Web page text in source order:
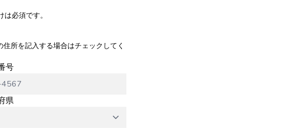
必須です。
所を記入する場合はチェックしてく
号
県